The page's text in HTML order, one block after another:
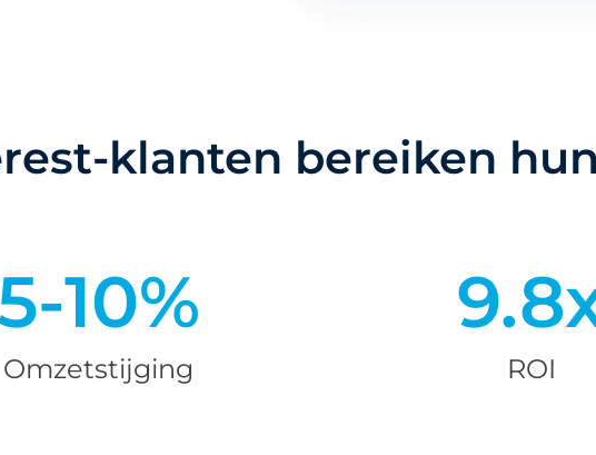
klanten bereiken
10%
Omzetstijging ROI